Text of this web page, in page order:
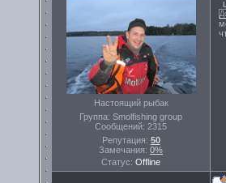
Настоящий рыбак
Группа: Smolfishing group
Сообщений: 2315
Репутация: 50
Замечания: 0%
Статус: Offline